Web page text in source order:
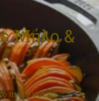
Μήλο &
πιάτο για να